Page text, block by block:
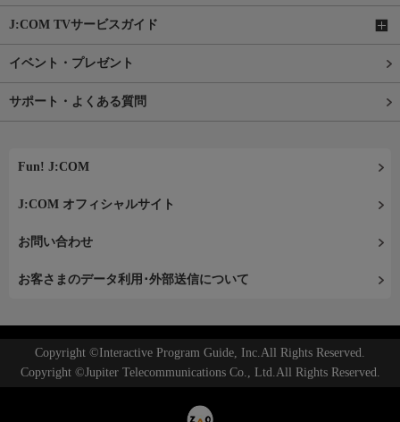
J:COM TVサービスガイド
イベント・プレゼント
サポート・よくある質問
Fun! J:COM
J:COM オフィシャルサイト
お問い合わせ
お客さまのデータ利用･外部送信について
Copyright ©Interactive Program Guide, Inc.All Rights Reserved.
Copyright ©Jupiter Telecommunications Co., Ltd.All Rights Reserved.